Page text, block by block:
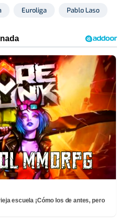
Euroliga Pablo Laso
escuela ¡Cómo los de antes, pero